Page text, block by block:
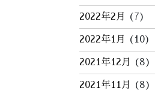
2022年2月 (7)
2022年1月 (10)
2021年12月 (8)
2021年11月 (8)